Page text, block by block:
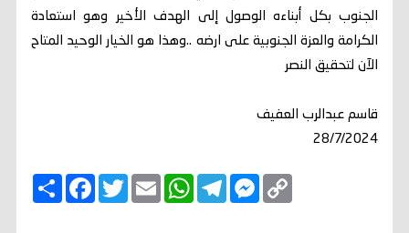
الجنوب بكل أبناءه الوصول إلى الهدف الأخير وهو استعادة
الكرامة والعزة الجنوبية على ارضه ..وهذا هو الخيار الوحيد المتاح
الآن لتحقيق النصر
قاسم عبدالرب العفيف
28/7/2024
ا
F
a
T
w
E
m
W
h
T
e
M
e
C
o